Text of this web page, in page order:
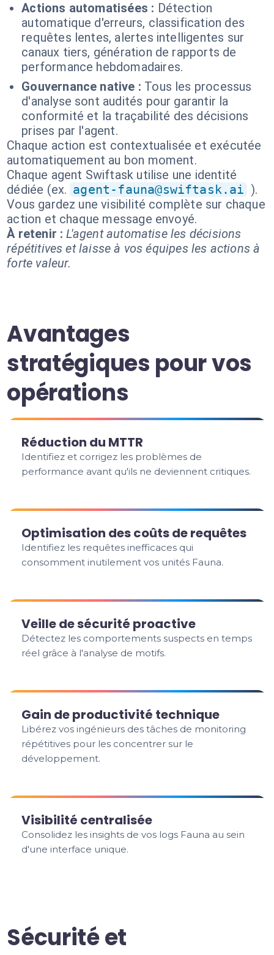
Actions automatisées : Détection
automatique d'erreurs, classification des
requêtes lentes, alertes intelligentes sur
canaux tiers, génération de rapports de
performance hebdomadaires.
Gouvernance native : Tous les processus
d'analyse sont audités pour garantir la
conformité et la traçabilité des décisions
prises par l'agent.
Chaque action est contextualisée et exécutée
automatiquement au bon moment.
Chaque agent Swiftask utilise une identité
dédiée (ex. agent-fauna@swiftask.ai ).
Vous gardez une visibilité complète sur chaque
action et chaque message envoyé.
À retenir : L'agent automatise les décisions
répétitives et laisse à vos équipes les actions à
forte valeur.
Avantages
stratégiques pour vos
opérations
Réduction du MTTR
Identifiez et corrigez les problèmes de
performance avant qu'ils ne deviennent critiques.
Optimisation des coûts de requêtes
Identifiez les requêtes inefficaces qui
consomment inutilement vos unités Fauna.
Veille de sécurité proactive
Détectez les comportements suspects en temps
réel grâce à l'analyse de motifs.
Gain de productivité technique
Libérez vos ingénieurs des tâches de monitoring
répétitives pour les concentrer sur le
développement.
Visibilité centralisée
Consolidez les insights de vos logs Fauna au sein
d'une interface unique.
Sécurité et